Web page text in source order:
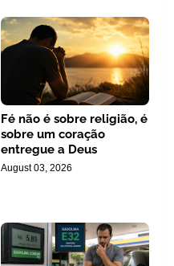
Fé não é sobre religião, é
sobre um coração
entregue a Deus
August 03, 2026